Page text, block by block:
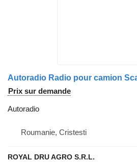
Prix sur demande
Autoradio
Roumanie, Cristesti
ROYAL DRU AGRO S.R.L.